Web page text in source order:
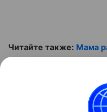
Читайте также: Мама
помогает ей выживать
Контент недоступен